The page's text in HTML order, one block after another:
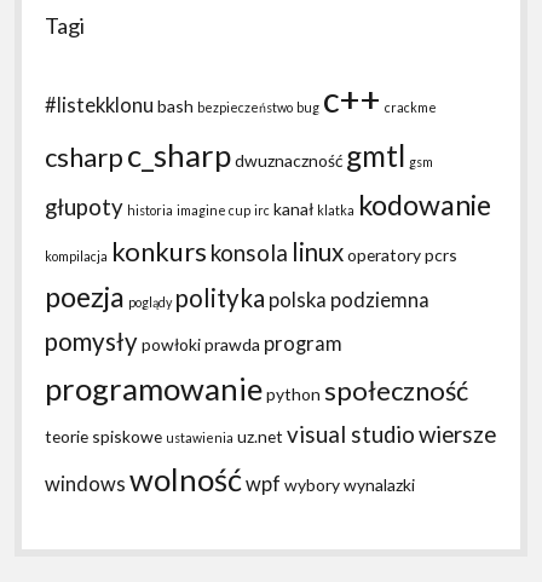
Tagi
#listekklonu bash bezpieczeństwo bug c++ crackme
csharpc_sharpdwuznaczność gmtl gsm
głupoty historia imagine cup irc kanał klatka kodowanie
kompilacja konkurs konsola linuxoperatorypcrs
poezja poglądy polityka polska podziemna
pomysłypowłokiprawda program
programowaniepython społeczność
teorie spiskowe ustawienia uz.net visual studiowiersze
windows wolnośćwpf wyborywynalazki